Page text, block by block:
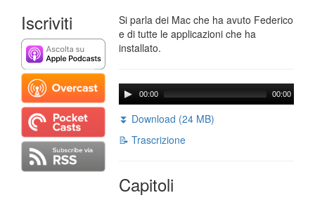
Iscriviti
Si parla dei Mac che ha avuto Federico
e di tutte le applicazioni che ha
installato.
00:00 00:00
⏬ Download (24 MB)
📝 Trascrizione
Capitoli